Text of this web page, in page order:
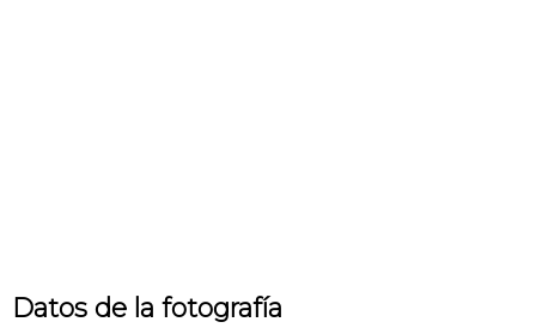
Datos de la fotografía